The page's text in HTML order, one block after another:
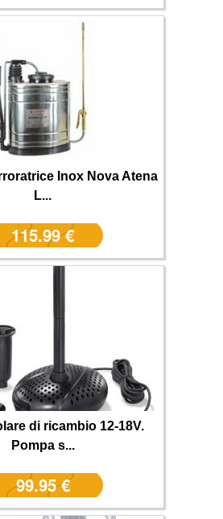
Inox Nova Atena
L...
115.99 €
di ricambio 12-18V.
Pompa s...
99.95 €